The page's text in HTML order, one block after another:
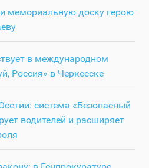
мемориальную доску герою
в международном
Россия» в Черкесске
система «Безопасный
водителей и расширяет